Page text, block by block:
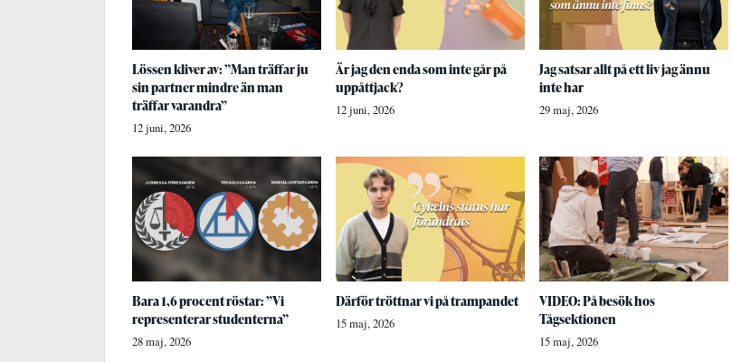
Lössen kliver av: ”Man träffar ju
sin partner mindre än man
träffar varandra”
12 juni, 2026
Är jag den enda som inte går på
uppåttjack?
12 juni, 2026
Jag satsar allt på ett liv jag ännu
inte har
29 maj, 2026
Bara 1,6 procent röstar: ”Vi
representerar studenterna”
28 maj, 2026
Därför tröttnar vi på trampandet
15 maj, 2026
VIDEO: På besök hos
Tågsektionen
15 maj, 2026